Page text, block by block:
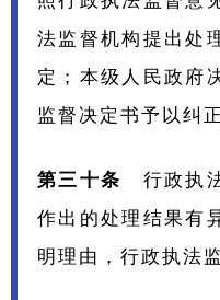
法监督机构提出处
定；本级人民政府
监督决定书予以纠正
第三十条
行政执
作出的处理结果有
明理由，行政执法